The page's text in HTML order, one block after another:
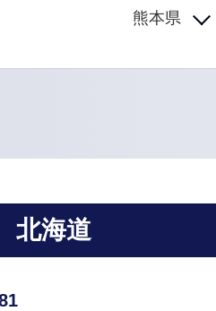
熊本県
北海道